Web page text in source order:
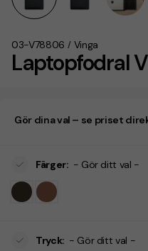
Laptopfodral
03-V78806 / Vinga
Gör dina val – se priset
Färger: - Gör ditt val -
Tryck: - Gör ditt val -